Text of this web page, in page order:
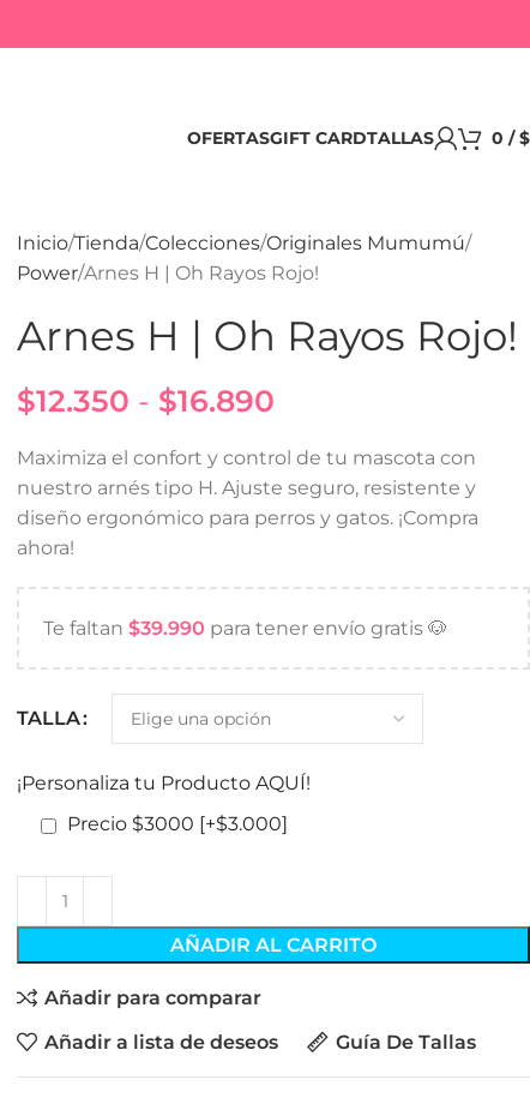
OFERTASGIFT CARDTALLAS 0 / $
Inicio Tienda Colecciones Originales Mumumú
Power Arnes H | Oh Rayos Rojo!
Arnes H | Oh Rayos Rojo!
$12.350 - $16.890
Maximiza el confort y control de tu mascota con
nuestro arnés tipo H. Ajuste seguro, resistente y
diseño ergonómico para perros y gatos. ¡Compra
ahora!
Te faltan $39.990 para tener envío gratis 🐶
TALLA
¡Personaliza tu Producto AQUÍ!
Precio $3000 [+$3.000]
AÑADIR AL CARRITO
Añadir para comparar
Añadir a lista de deseos
Guía De Tallas